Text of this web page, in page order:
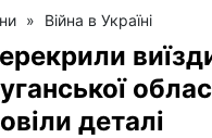
» Війна в Україні
деталі